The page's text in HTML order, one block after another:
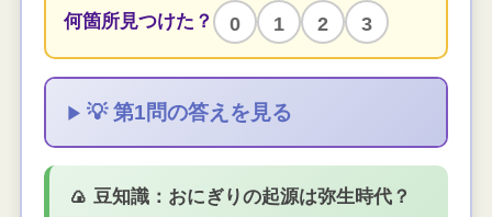
何箇所見つけた？ 0 1 2 3
💡 第1問の答えを見る
🍙 豆知識：おにぎりの起源は弥生時代？